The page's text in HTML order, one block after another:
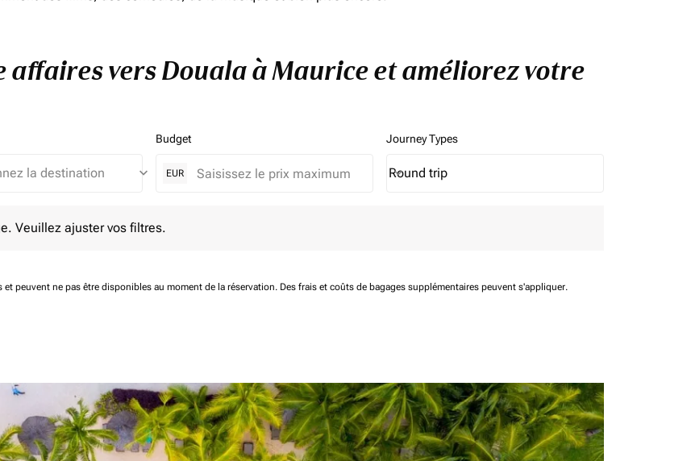
affaires vers Douala à Maurice et améliorez votre
keyboard_arrow_down
Budget
EUR
Journey Types
Journey Types option Round trip Selected
Round trip
keyboard_arrow_down
Veuillez ajuster vos filtres.
peuvent ne pas être disponibles au moment de la réservation. Des frais et coûts de bagages supplémentaires peuvent s'appliquer.